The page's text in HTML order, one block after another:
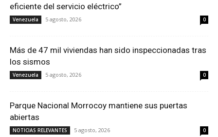
eficiente del servicio eléctrico”
Venezuela 5 agosto, 2026 0
Más de 47 mil viviendas han sido inspeccionadas tras
los sismos
Venezuela 5 agosto, 2026 0
Parque Nacional Morrocoy mantiene sus puertas
abiertas
NOTICIAS RELEVANTES 5 agosto, 2026 0